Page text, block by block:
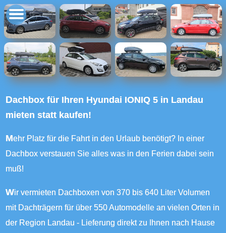
Dachbox für Ihren Hyundai IONIQ 5 in Landau
mieten statt kaufen!
Mehr Platz für die Fahrt in den Urlaub benötigt? In einer
Dachbox verstauen Sie alles was in den Ferien dabei sein
muß!
Wir vermieten Dachboxen von 370 bis 640 Liter Volumen
mit Dachträgern für über 550 Automodelle an vielen Orten in
der Region Landau - Lieferung direkt zu Ihnen nach Hause